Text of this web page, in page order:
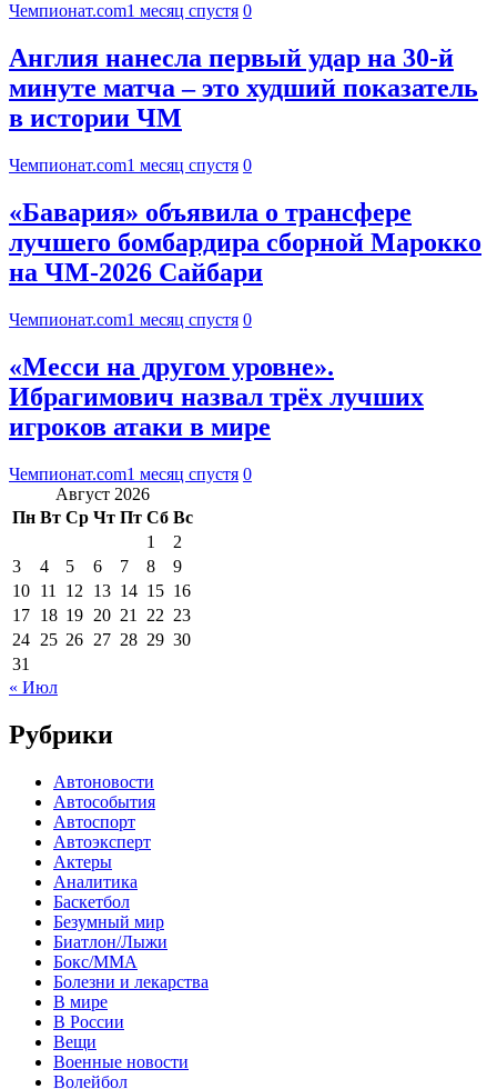
Чемпионат.com1 месяц спустя 0
Англия нанесла первый удар на 30-й
минуте матча – это худший показатель
в истории ЧМ
Чемпионат.com1 месяц спустя 0
«Бавария» объявила о трансфере
лучшего бомбардира сборной Марокко
на ЧМ-2026 Сайбари
Чемпионат.com1 месяц спустя 0
«Месси на другом уровне».
Ибрагимович назвал трёх лучших
игроков атаки в мире
Чемпионат.com1 месяц спустя 0
Август 2026
Пн Вт Ср Чт Пт Сб Вс
1
2
3
4 5 6 7 8
9
10 11 12 13 14 15 16
17 18 19 20 21 22 23
24 25 26 27 28 29 30
31
« Июл
Рубрики
Автоновости
Автособытия
Автоспорт
Автоэксперт
Актеры
Аналитика
Баскетбол
Безумный мир
Биатлон/Лыжи
Бокс/MMA
Болезни и лекарства
В мире
В России
Вещи
Военные новости
Волейбол